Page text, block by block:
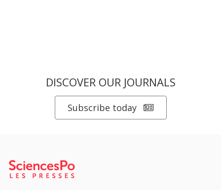
DISCOVER OUR JOURNALS
Subscribe today